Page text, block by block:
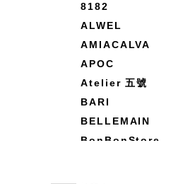
8182
ALWEL
AMIACALVA
APOC
Atelier 五號
BARI
BELLEMAIN
BonBonStore